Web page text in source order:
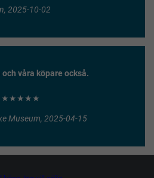
2025-10-02
våra köpare också.
★★★★★
Museum, 2025-04-15